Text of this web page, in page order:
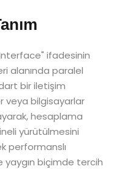
ifadesinin
alanında paralel
bir iletişim
veya bilgisayarlar
hesaplama
yürütülmesini
performanslı
biçimde tercih